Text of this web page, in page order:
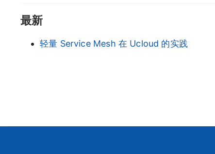
最新
轻量 Service Mesh 在 Ucloud 的实践